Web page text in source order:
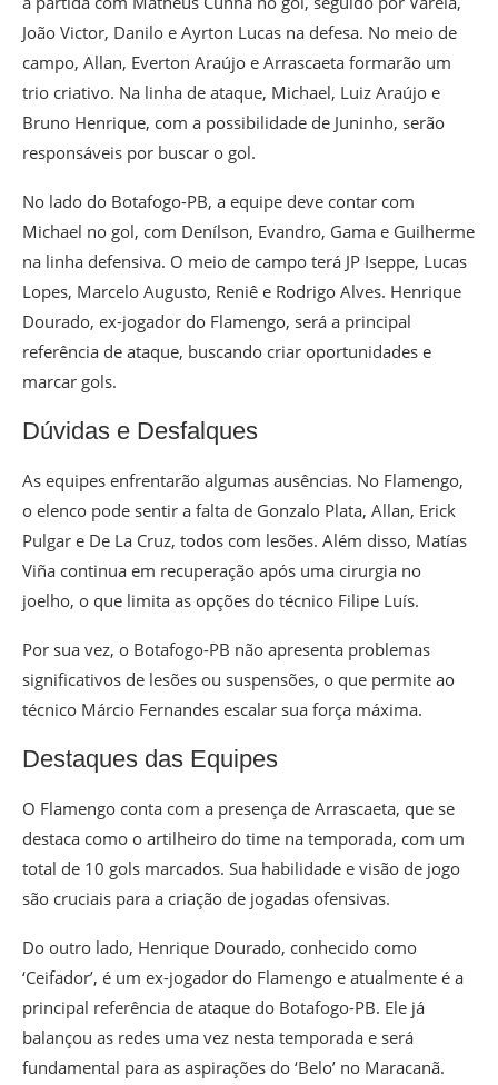
João Victor, Danilo e Ayrton Lucas na defesa. No meio de
campo, Allan, Everton Araújo e Arrascaeta formarão um
trio criativo. Na linha de ataque, Michael, Luiz Araújo e
Bruno Henrique, com a possibilidade de Juninho, serão
responsáveis por buscar o gol.
No lado do Botafogo-PB, a equipe deve contar com
Michael no gol, com Denílson, Evandro, Gama e Guilherme
na linha defensiva. O meio de campo terá JP Iseppe, Lucas
Lopes, Marcelo Augusto, Reniê e Rodrigo Alves. Henrique
Dourado, ex-jogador do Flamengo, será a principal
referência de ataque, buscando criar oportunidades e
marcar gols.
Dúvidas e Desfalques
As equipes enfrentarão algumas ausências. No Flamengo,
o elenco pode sentir a falta de Gonzalo Plata, Allan, Erick
Pulgar e De La Cruz, todos com lesões. Além disso, Matías
Viña continua em recuperação após uma cirurgia no
joelho, o que limita as opções do técnico Filipe Luís.
Por sua vez, o Botafogo-PB não apresenta problemas
significativos de lesões ou suspensões, o que permite ao
técnico Márcio Fernandes escalar sua força máxima.
Destaques das Equipes
O Flamengo conta com a presença de Arrascaeta, que se
destaca como o artilheiro do time na temporada, com um
total de 10 gols marcados. Sua habilidade e visão de jogo
são cruciais para a criação de jogadas ofensivas.
Do outro lado, Henrique Dourado, conhecido como
‘Ceifador’, é um ex-jogador do Flamengo e atualmente é a
principal referência de ataque do Botafogo-PB. Ele já
balançou as redes uma vez nesta temporada e será
fundamental para as aspirações do ‘Belo’ no Maracanã.